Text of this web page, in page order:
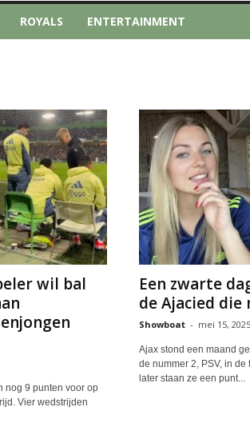
ROYALS ENTERTAINMENT
wil bal
nog 9 punten voor op
Vier wedstrijden
Een zwarte
de Ajacied die
Showboat - mei 15, 2025
Ajax stond een maand
de nummer 2, PSV, in
later staan ze een punt...